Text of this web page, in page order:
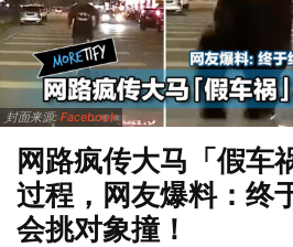
封面来源: Facebook
网路疯传大马「假车
过程，网友爆料：终
会挑对象撞！